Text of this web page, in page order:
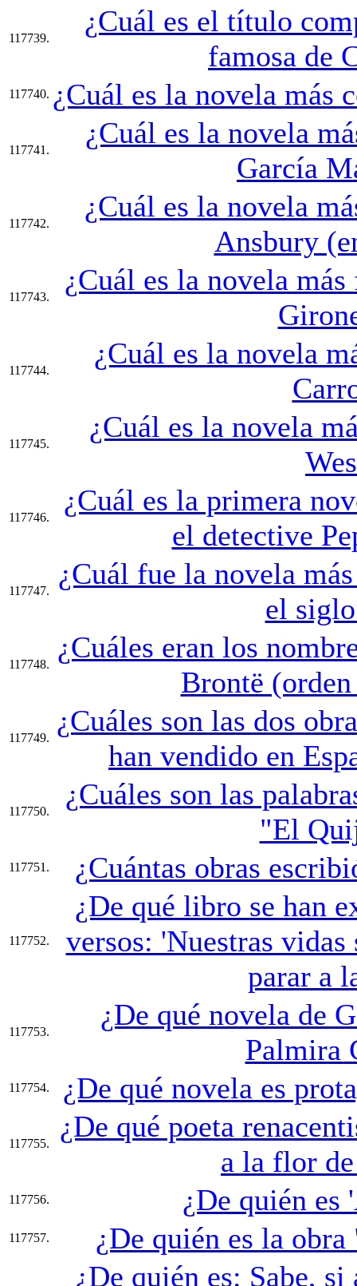
117739.
¿Cuál es el título
famosa de
117740. ¿Cuál es la novela más
117741.
¿Cuál es la novela
García
117742.
¿Cuál es la novela
Ansbury
117743.
¿Cuál es la novela
117744.
¿Cuál es la novela
117745.
¿Cuál es la novela
117746.
¿Cuál es la primera
el detective
117747.
¿Cuál fue la novela
el
117748.
¿Cuáles eran los
Brontë
117749.
¿Cuáles son las dos
han vendido en
117750.
¿Cuáles son las
"El
117751. ¿Cuántas obras
117752.
¿De qué libro se han
versos: 'Nuestras
parar a
117753.
¿De qué novela de
Palmira
117754. ¿De qué novela es
117755.
¿De qué poeta
a la flor
117756. ¿De quién es
117757.
¿De quién es la
¿De quién es: Sabe,